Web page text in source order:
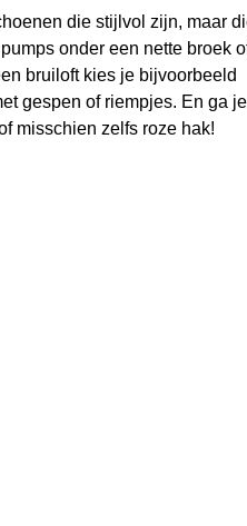
die stijlvol zijn, maar
onder een nette broek
bruiloft kies je bijvoorbeeld
gespen of riempjes. En ga je
misschien zelfs roze hak!